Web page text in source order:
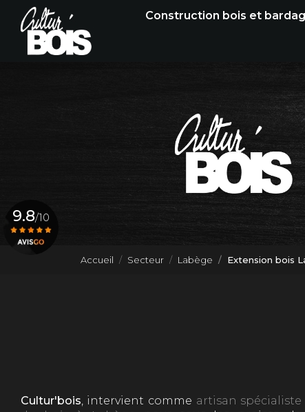
contenu
principal
Construction bois et
9.8/10
Accueil Secteur Labège Extension bois
Cultur'bois, intervient comme artisan spécialiste